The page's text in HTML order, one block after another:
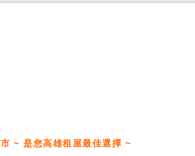
~ 是您高雄租屋最佳選擇 ~